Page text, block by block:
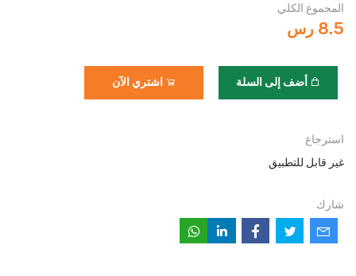
المجموع الكلي
8.5 رس
أضف إلى السلة اشتري الآن
استرجاع
غير قابل للتطبيق
شارك